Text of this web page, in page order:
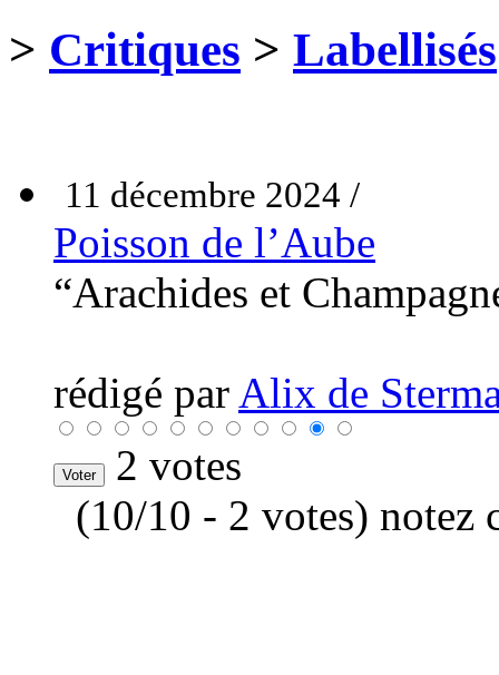
> Critiques > Labellisés
11 décembre 2024 /
Poisson de l’Aube
“Arachides et
rédigé par Alix de
2 votes
(10/10 - 2 votes) notez